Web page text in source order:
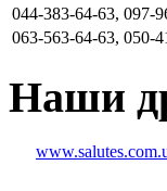
044-383-64-63, 097-
063-563-64-63, 050-
Наши